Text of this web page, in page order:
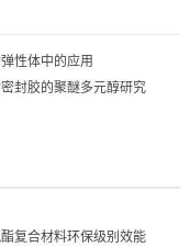
性体中的应用
封胶的聚醚多元醇研究
复合材料环保级别效能